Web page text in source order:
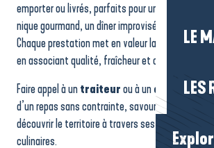
LE
LES
emporter ou livrés, parfaits pour un repas sur le
nique gourmand, un dîner improvisé ou un
Chaque prestation met en valeur la richesse
en associant qualité, fraîcheur et créativité.
Faire appel à untraiteurou à unchef à
d’un repas sans contrainte, savourer une cuisine
découvrir le territoire à travers ses produits et
culinaires.